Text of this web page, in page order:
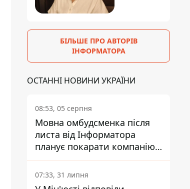
БІЛЬШЕ ПРО АВТОРІВ
ІНФОРМАТОРА
ОСТАННІ НОВИНИ УКРАЇНИ
08:53, 05 серпня
Мовна омбудсменка після
листа від Інформатора
планує покарати компанію-
підрядника ПриватБанку
07:33, 31 липня